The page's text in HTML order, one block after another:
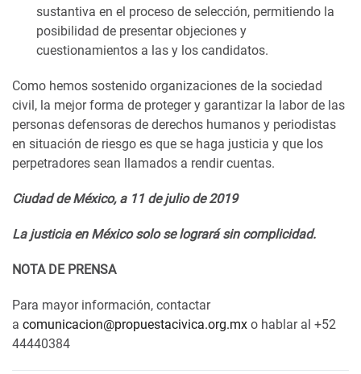
sustantiva en el proceso de selección, permitiendo la
posibilidad de presentar objeciones y
cuestionamientos a las y los candidatos.
Como hemos sostenido organizaciones de la sociedad
civil, la mejor forma de proteger y garantizar la labor de las
personas defensoras de derechos humanos y periodistas
en situación de riesgo es que se haga justicia y que los
perpetradores sean llamados a rendir cuentas.
Ciudad de México, a 11 de julio de 2019
La justicia en México solo se logrará sin complicidad.
NOTA DE PRENSA
Para mayor información, contactar
a comunicacion@propuestacivica.org.mx o hablar al +52
44440384